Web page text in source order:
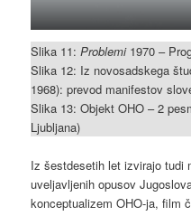
Slika 11: Problemi 1970 –
Slika 12: Iz novosadskega
1968): prevod manifestov
Slika 13: Objekt OHO – 2
Ljubljana)
Iz šestdesetih let izvirajo tudi
uveljavljenih opusov
konceptualizem OHO-ja, film